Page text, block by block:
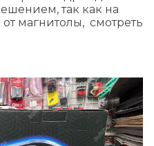
так как на
магнитолы, смотреть